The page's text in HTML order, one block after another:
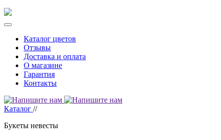
Каталог цветов
Отзывы
Доставка и оплата
О магазине
Гарантия
Контакты
Каталог //
Букеты невесты